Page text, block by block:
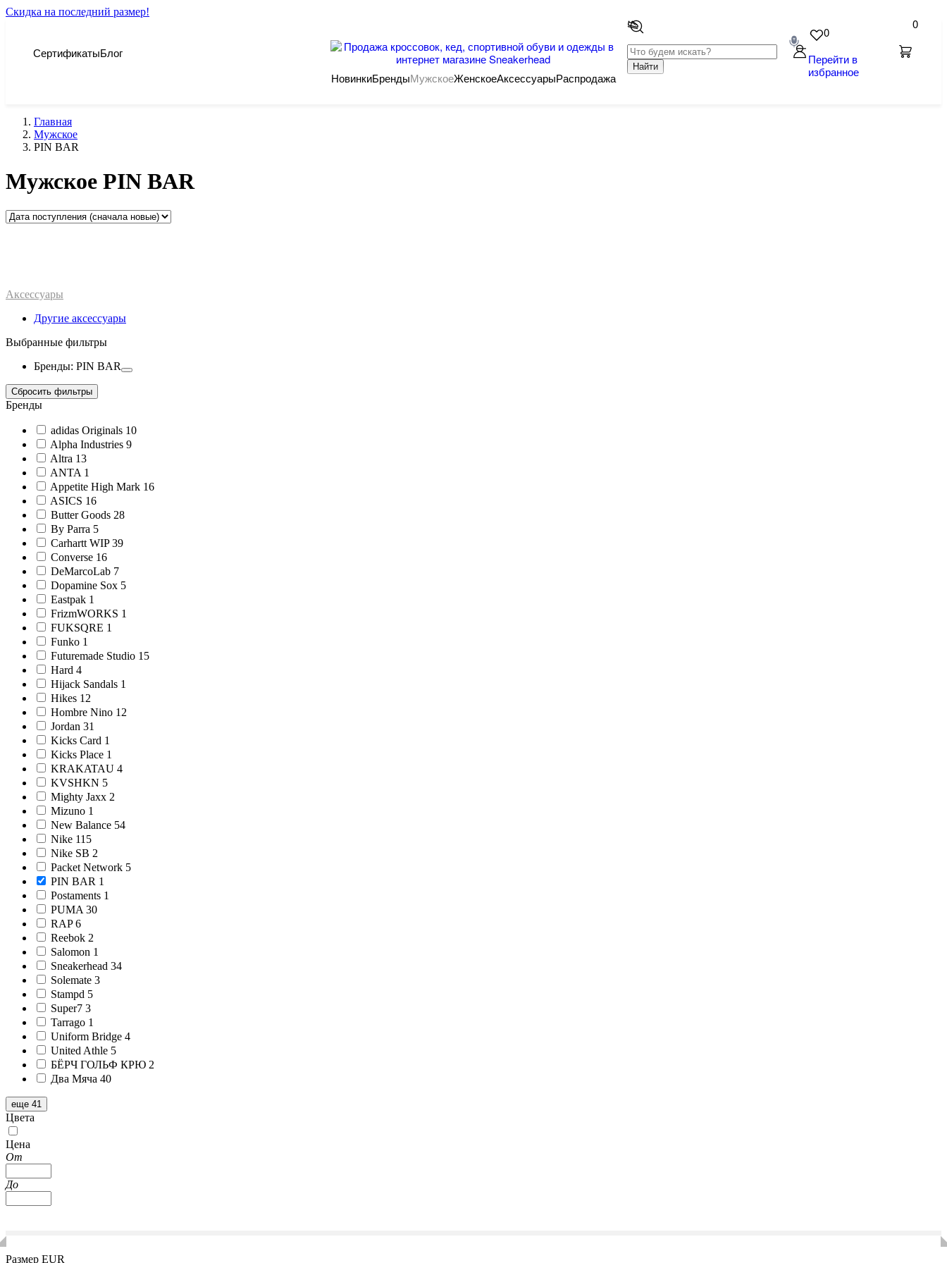
Скидка на последний размер!
СертификатыБлог
Найти
0
Перейти в
избранное
0
НовинкиБрендыМужскоеЖенскоеАксессуарыРаспродажа
Главная
Мужское
PIN BAR
Мужское PIN BAR
Аксессуары
Другие аксессуары
Выбранные фильтры
Бренды: PIN BAR
Сбросить фильтры
Бренды
adidas Originals 10
Alpha Industries 9
Altra 13
ANTA 1
Appetite High Mark 16
ASICS 16
Butter Goods 28
By Parra 5
Carhartt WIP39
Converse 16
DeMarcoLab 7
Dopamine Sox 5
Eastpak 1
FrizmWORKS 1
FUKSQRE 1
Funko 1
Futuremade Studio 15
Hard 4
Hijack Sandals 1
Hikes 12
Hombre Nino 12
Jordan 31
Kicks Card 1
Kicks Place 1
KRAKATAU 4
KVSHKN 5
Mighty Jaxx 2
Mizuno 1
New Balance 54
Nike 115
Nike SB 2
Packet Network 5
PIN BAR 1
Postaments 1
PUMA 30
RAP6
Reebok 2
Salomon 1
Sneakerhead 34
Solemate 3
Stampd 5
Super7 3
Tarrago 1
Uniform Bridge 4
United Athle 5
БЁРЧ ГОЛЬФ КРЮ 2
Два Мяча 40
еще 41
Цвета
Цена
От
До
Размер EUR